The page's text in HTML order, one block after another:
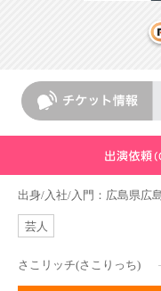
出身/入社/入門：広島県広
芸人
さこリッチ(さこりっち)